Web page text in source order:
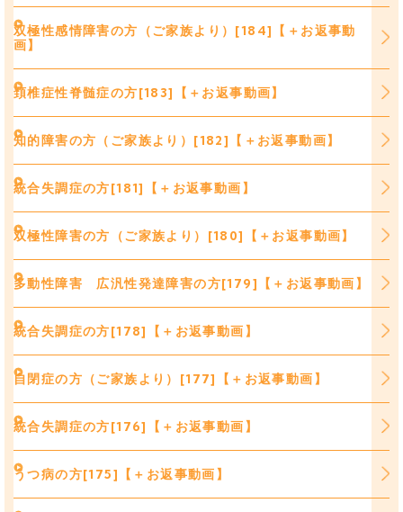
双極性感情障害の方（ご家族より）[184]【＋お返事動
画】
頚椎症性脊髄症の方[183]【＋お返事動画】
知的障害の方（ご家族より）[182]【＋お返事動画】
統合失調症の方[181]【＋お返事動画】
双極性障害の方（ご家族より）[180]【＋お返事動画】
多動性障害 広汎性発達障害の方[179]【＋お返事動画】
統合失調症の方[178]【＋お返事動画】
自閉症の方（ご家族より）[177]【＋お返事動画】
統合失調症の方[176]【＋お返事動画】
うつ病の方[175]【＋お返事動画】